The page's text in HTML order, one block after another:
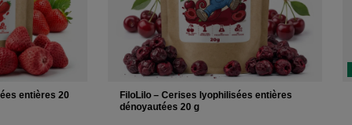
entières 20
FiloLilo – Cerises lyophilisées entières
dénoyautées 20 g